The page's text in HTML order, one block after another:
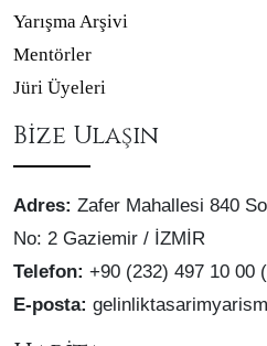
Yarışma Arşivi
Mentörler
Jüri Üyeleri
Bize Ulaşın
Adres: Zafer Mahallesi 840
No: 2 Gaziemir / İZMİR
Telefon: +90 (232) 497 10 00
E-posta: